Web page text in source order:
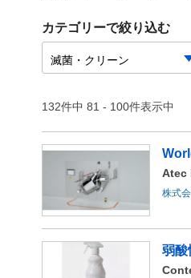
カテゴリーで絞り込む
132件中 81 - 100件表示中
Atec
株式
弱酸